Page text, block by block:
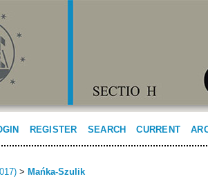
REGISTER SEARCH CURRENT
> Mańka-Szulik